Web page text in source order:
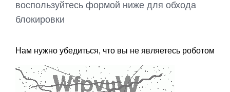
воспользуйтесь формой ниже для обхода
блокировки
Нам нужно убедиться, что вы не являетесь роботом